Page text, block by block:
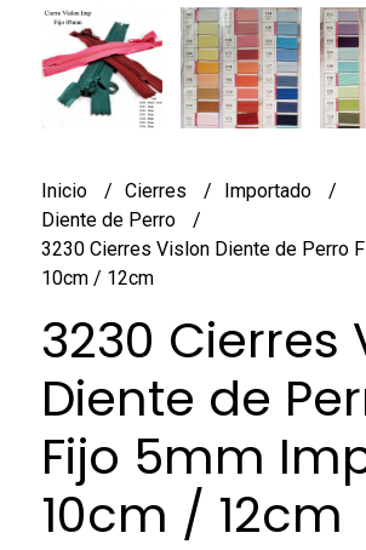
Inicio Cierres
Importado
Diente de Perro
3230 Cierres Vislon Diente de Perro
10cm / 12cm
3230 Cierres
Diente de
Fijo 5mm
10cm / 12cm